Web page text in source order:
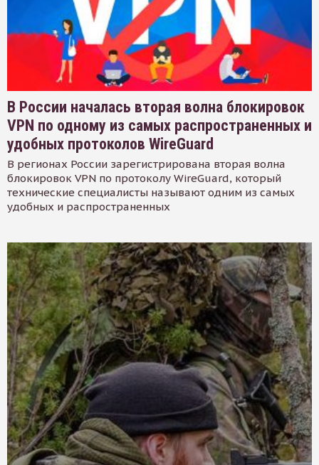
В России началась вторая волна блокировок
VPN по одному из самых распространенных и
удобных протоколов WireGuard
В регионах России зарегистрирована вторая волна
блокировок VPN по протоколу WireGuard, который
технические специалисты называют одним из самых
удобных и распространенных